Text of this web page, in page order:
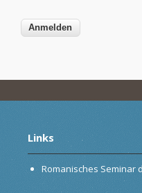
Links
Romanisches Seminar